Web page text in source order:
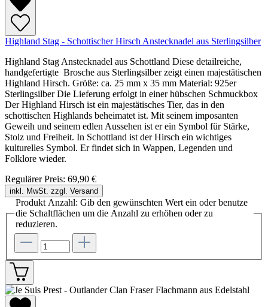
Highland Stag - Schottischer Hirsch Anstecknadel aus Sterlingsilber
Highland Stag Anstecknadel aus Schottland Diese detailreiche,
handgefertigte Brosche aus Sterlingsilber zeigt einen majestätischen
Highland Hirsch. Größe: ca. 25 mm x 35 mm Material: 925er
Sterlingsilber Die Lieferung erfolgt in einer hübschen Schmuckbox
Der Highland Hirsch ist ein majestätisches Tier, das in den
schottischen Highlands beheimatet ist. Mit seinem imposanten
Geweih und seinem edlen Aussehen ist er ein Symbol für Stärke,
Stolz und Freiheit. In Schottland ist der Hirsch ein wichtiges
kulturelles Symbol. Er findet sich in Wappen, Legenden und
Folklore wieder.
Regulärer Preis: 69,90 €
inkl. MwSt. zzgl. Versand
Produkt Anzahl: Gib den gewünschten Wert ein oder benutze
die Schaltflächen um die Anzahl zu erhöhen oder zu
reduzieren.